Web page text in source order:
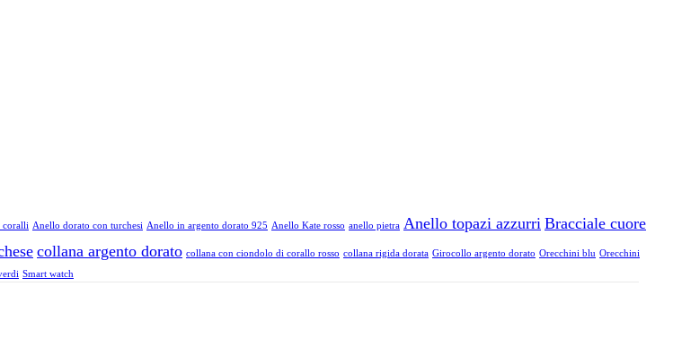
coralli Anello dorato con turchesi Anello in argento dorato 925 Anello Kate rosso anello pietra Anello topazi azzurri Bracciale cuore
collana argento dorato collana con ciondolo di corallo rosso collana rigida dorata Girocollo argento dorato Orecchini blu Orecchini
Smart watch